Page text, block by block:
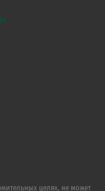
целях, не может